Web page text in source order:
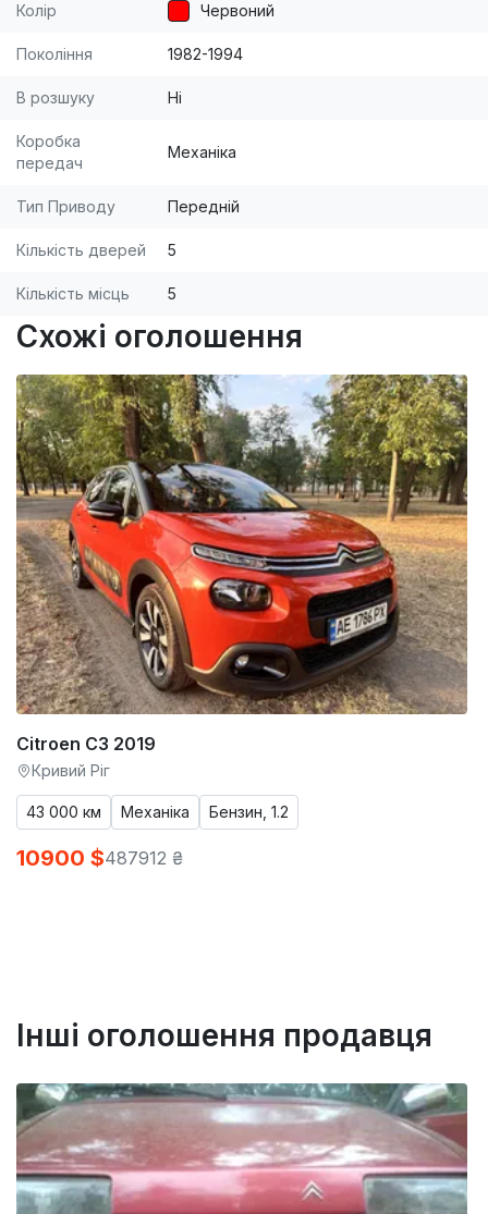
Колір Червоний
Покоління 1982-1994
В розшуку Ні
Коробка
передач
Механіка
Тип Приводу Передній
Кількість дверей 5
Кількість місць 5
Схожі оголошення
Citroen C3 2019
Кривий Ріг
43 000 км Механіка Бензин, 1.2
10900 $487912 ₴
Інші оголошення продавця